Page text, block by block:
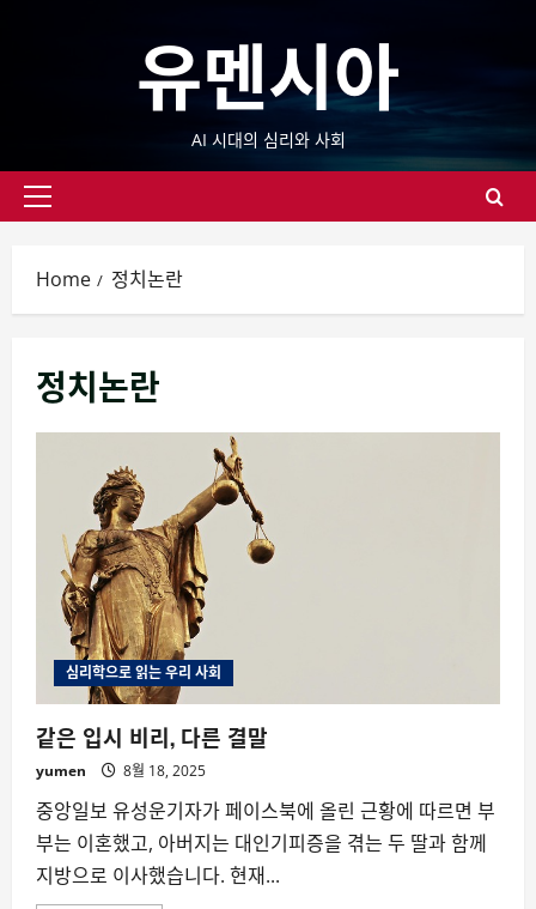
유멘시아
AI 시대의 심리와 사회
Primary
Home 정치논란
정치논란
심리학으로 읽는 우리 사회
같은 입시 비리, 다른 결말
yumen 8월 18, 2025
중앙일보 유성운기자가 페이스북에 올린 근황에 따르면 부
부는 이혼했고, 아버지는 대인기피증을 겪는 두 딸과 함께
지방으로 이사했습니다. 현재...